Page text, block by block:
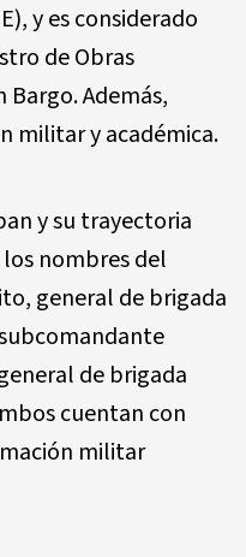
y es considerado
de Obras
Bargo. Además,
militar y académica.
y su trayectoria
nombres del
general de brigada
de brigada
cuentan con
militar